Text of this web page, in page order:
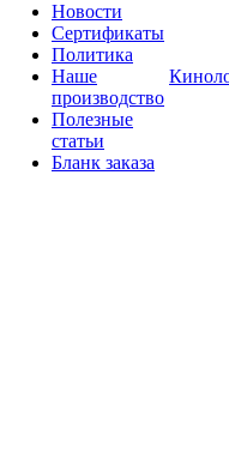
Новости
Сертификаты
Политика
Наше
производство
Полезные
статьи
Бланк заказа